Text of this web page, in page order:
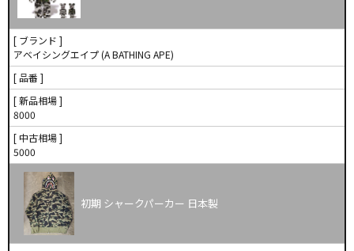
[ ブランド ]
アベイシングエイプ (A BATHING APE)
[ 品番 ]
[ 新品相場 ]
8000
[ 中古相場 ]
5000
初期 シャークパーカー 日本製